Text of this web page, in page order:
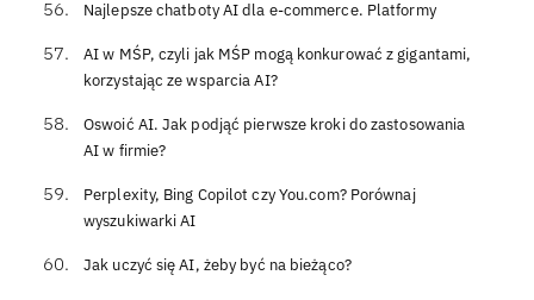
Najlepsze chatboty AI dla e-commerce. Platformy
AI w MŚP, czyli jak MŚP mogą konkurować z gigantami,
korzystając ze wsparcia AI?
Oswoić AI. Jak podjąć pierwsze kroki do zastosowania
AI w firmie?
Perplexity, Bing Copilot czy You.com? Porównaj
wyszukiwarki AI
Jak uczyć się AI, żeby być na bieżąco?